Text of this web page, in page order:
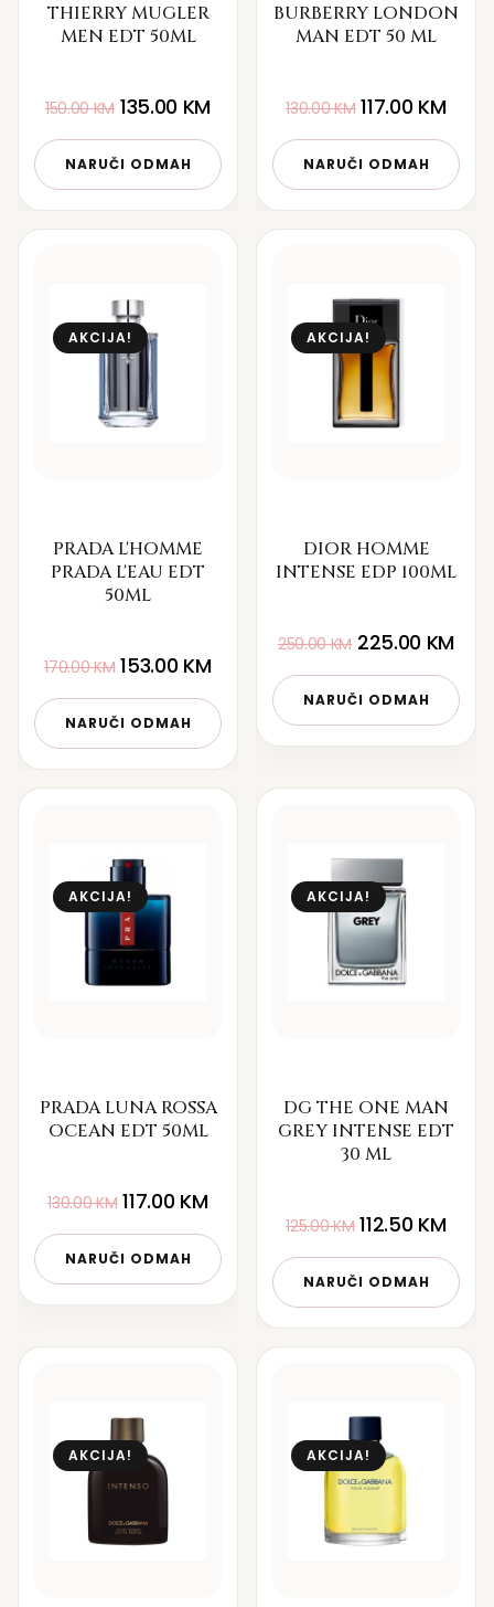
THIERRY MUGLER
MEN EDT 50ML
150.00KM 135.00 KM
NARUČI ODMAH
BURBERRY LONDON
MAN EDT 50 ML
130.00KM 117.00 KM
NARUČI ODMAH
AKCIJA!
PRADA L'HOMME
PRADA L'EAU EDT
50ML
170.00KM 153.00 KM
NARUČI ODMAH
AKCIJA!
DIOR HOMME
INTENSE EDP 100ML
250.00KM 225.00 KM
NARUČI ODMAH
AKCIJA!
PRADA LUNA ROSSA
OCEAN EDT 50ML
130.00KM 117.00 KM
NARUČI ODMAH
AKCIJA!
DG THE ONE MAN
GREY INTENSE EDT
30 ML
125.00KM 112.50 KM
NARUČI ODMAH
AKCIJA! AKCIJA!